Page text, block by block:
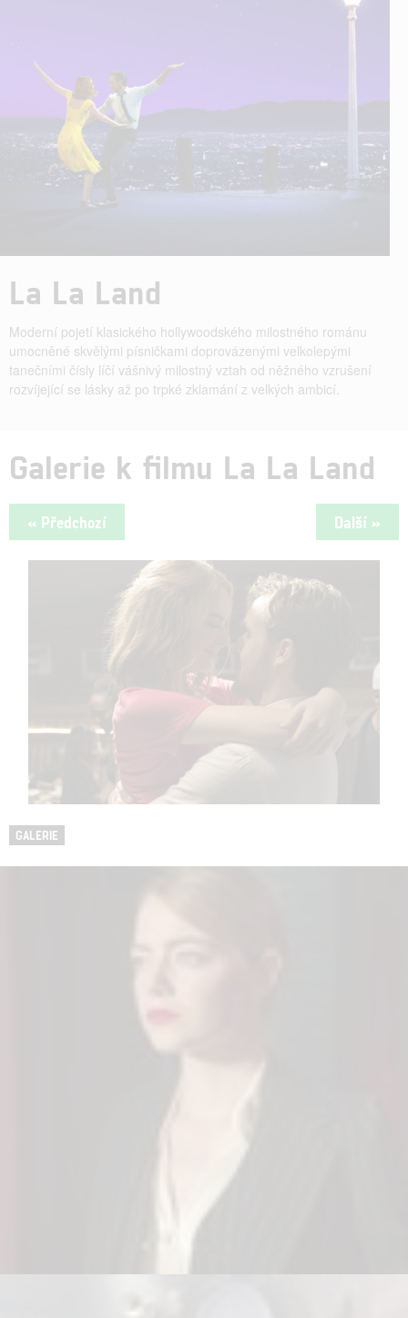
La La Land
Moderní pojetí klasického hollywoodského milostného románu
umocněné skvělými písničkami doprovázenými velkolepými
tanečními čísly líčí vášnivý milostný vztah od něžného vzrušení
rozvíjející se lásky až po trpké zklamání z velkých ambicí.
Galerie k filmu La La Land
« Předchozí Další »
GALERIE